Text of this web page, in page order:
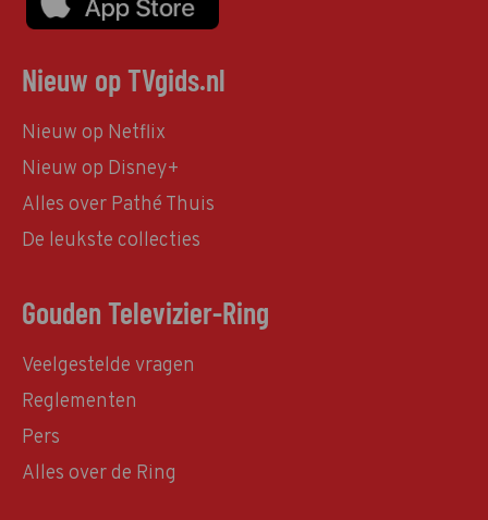
Nieuw op TVgids.nl
Nieuw op Netflix
Nieuw op Disney+
Alles over Pathé Thuis
De leukste collecties
Gouden Televizier-Ring
Veelgestelde vragen
Reglementen
Pers
Alles over de Ring